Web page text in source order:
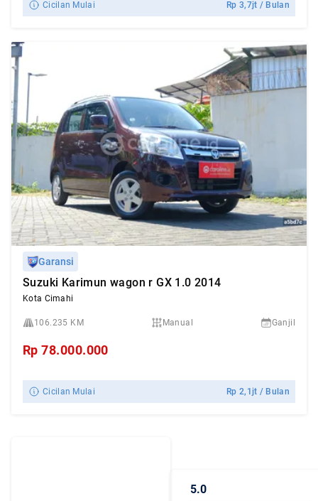
Cicilan Mulai Rp3,7jt / Bulan
Garansi
Suzuki Karimun wagon r GX 1.0 2014
Kota Cimahi
106.235 KM Manual Ganjil
Rp78.000.000
Cicilan Mulai Rp2,1jt / Bulan
5.0